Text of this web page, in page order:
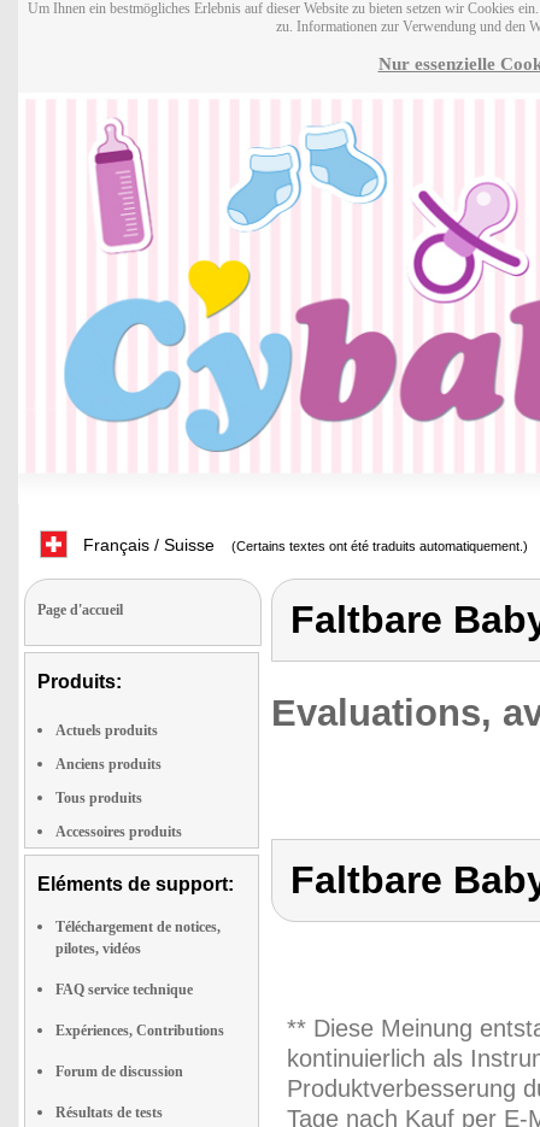
Um Ihnen ein bestmögliches Erlebnis auf dieser Website zu bieten setzen wir Cookies
zu. Informationen zur Verwendung und den
Nur essenzielle
Français / Suisse (Certains textes ont été traduits automatiquement.)
Page d'accueil
Produits:
Actuels produits
Anciens produits
Tous produits
Accessoires produits
Eléments de support:
Téléchargement de notices,
pilotes, vidéos
FAQ service technique
Expériences, Contributions
Forum de discussion
Résultats de tests
Faltbare
Evaluations,
Faltbare
** Diese Meinung
kontinuierlich als
Produktverbesserung
Tage nach Kauf per E-